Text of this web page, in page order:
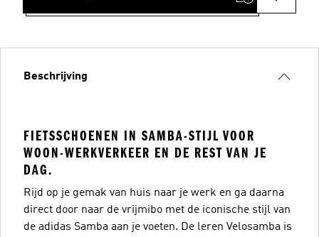
Beschrijving
FIETSSCHOENEN IN SAMBA-STIJL VOOR
WOON-WERKVERKEER EN DE REST VAN JE
DAG.
Rijd op je gemak van huis naar je werk en ga daarna
direct door naar de vrijmibo met de iconische stijl van
de adidas Samba aan je voeten. De leren Velosamba is